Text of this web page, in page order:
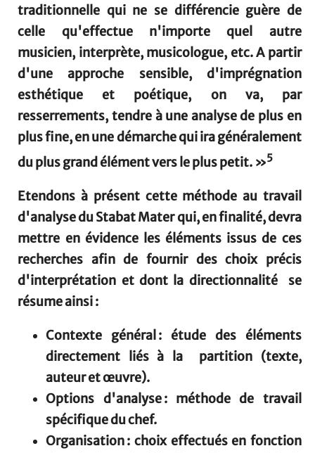
traditionnelle qui ne se différencie guère de
celle qu'effectue n'importe quel autre
musicien, interprète, musicologue, etc. A partir
d'une approche sensible, d'imprégnation
esthétique et poétique, on va, par
resserrements, tendre à une analyse de plus en
plus fine, en une démarche qui ira généralement
du plus grand élément vers le plus petit. »5
Etendons à présent cette méthode au travail
d'analyse du Stabat Mater qui, en finalité, devra
mettre en évidence les éléments issus de ces
recherches afin de fournir des choix précis
d'interprétation et dont la directionnalité se
résume ainsi :
Contexte général : étude des éléments
directement liés à la
partition (texte,
auteur et œuvre).
Options d'analyse : méthode de travail
spécifique du chef.
Organisation : choix effectués en fonction